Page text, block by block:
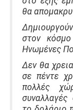
θα
στον
Ηνωμένες
Δεν θα
σε πέντε
πολλές